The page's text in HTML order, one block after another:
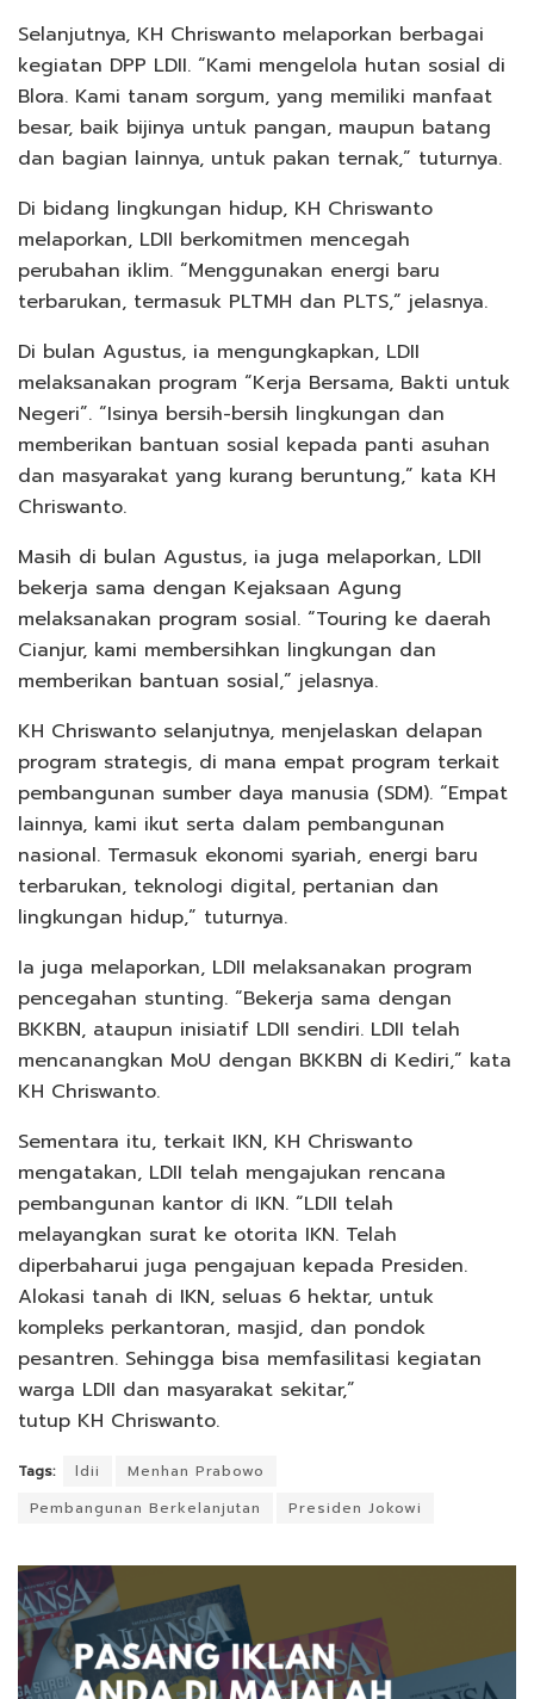
Selanjutnya, KH Chriswanto melaporkan berbagai
kegiatan DPP LDII. “Kami mengelola hutan sosial di
Blora. Kami tanam sorgum, yang memiliki manfaat
besar, baik bijinya untuk pangan, maupun batang
dan bagian lainnya, untuk pakan ternak,” tuturnya.
Di bidang lingkungan hidup, KH Chriswanto
melaporkan, LDII berkomitmen mencegah
perubahan iklim. “Menggunakan energi baru
terbarukan, termasuk PLTMH dan PLTS,” jelasnya.
Di bulan Agustus, ia mengungkapkan, LDII
melaksanakan program “Kerja Bersama, Bakti untuk
Negeri”. “Isinya bersih-bersih lingkungan dan
memberikan bantuan sosial kepada panti asuhan
dan masyarakat yang kurang beruntung,” kata KH
Chriswanto.
Masih di bulan Agustus, ia juga melaporkan, LDII
bekerja sama dengan Kejaksaan Agung
melaksanakan program sosial. “Touring ke daerah
Cianjur, kami membersihkan lingkungan dan
memberikan bantuan sosial,” jelasnya.
KH Chriswanto selanjutnya, menjelaskan delapan
program strategis, di mana empat program terkait
pembangunan sumber daya manusia (SDM). “Empat
lainnya, kami ikut serta dalam pembangunan
nasional. Termasuk ekonomi syariah, energi baru
terbarukan, teknologi digital, pertanian dan
lingkungan hidup,” tuturnya.
Ia juga melaporkan, LDII melaksanakan program
pencegahan stunting. “Bekerja sama dengan
BKKBN, ataupun inisiatif LDII sendiri. LDII telah
mencanangkan MoU dengan BKKBN di Kediri,” kata
KH Chriswanto.
Sementara itu, terkait IKN, KH Chriswanto
mengatakan, LDII telah mengajukan rencana
pembangunan kantor di IKN. “LDII telah
melayangkan surat ke otorita IKN. Telah
diperbaharui juga pengajuan kepada Presiden.
Alokasi tanah di IKN, seluas 6 hektar, untuk
kompleks perkantoran, masjid, dan pondok
pesantren. Sehingga bisa memfasilitasi kegiatan
warga LDII dan masyarakat sekitar,”
tutup KH Chriswanto.
Tags: ldii
Menhan Prabowo
Pembangunan Berkelanjutan
Presiden Jokowi